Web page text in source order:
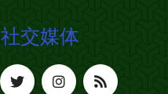
社交媒体